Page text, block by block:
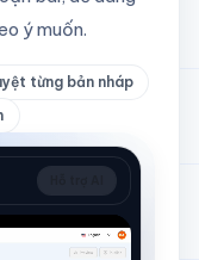
ý muốn.
từng bản nháp